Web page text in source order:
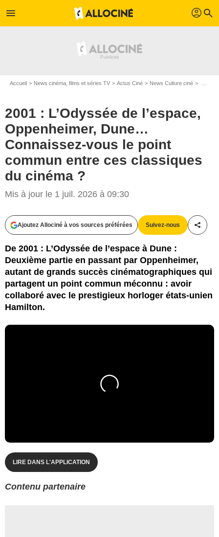
menu profil search
Accueil News cinéma, films et séries TV Actus Ciné News Culture ciné
2001 : L’Odyssée de l’espace,
Oppenheimer, Dune…
Connaissez-vous le point
commun entre ces classiques
du cinéma ?
Mis à jour le 1 juil. 2026 à 09:30
Ajoutez Allociné à vos sources préférées Suivez-nous
De 2001 : L’Odyssée de l’espace à Dune :
Deuxième partie en passant par Oppenheimer,
autant de grands succès cinématographiques qui
partagent un point commun méconnu : avoir
collaboré avec le prestigieux horloger états-unien
Hamilton.
LIRE DANS L'APPLICATION
Contenu partenaire